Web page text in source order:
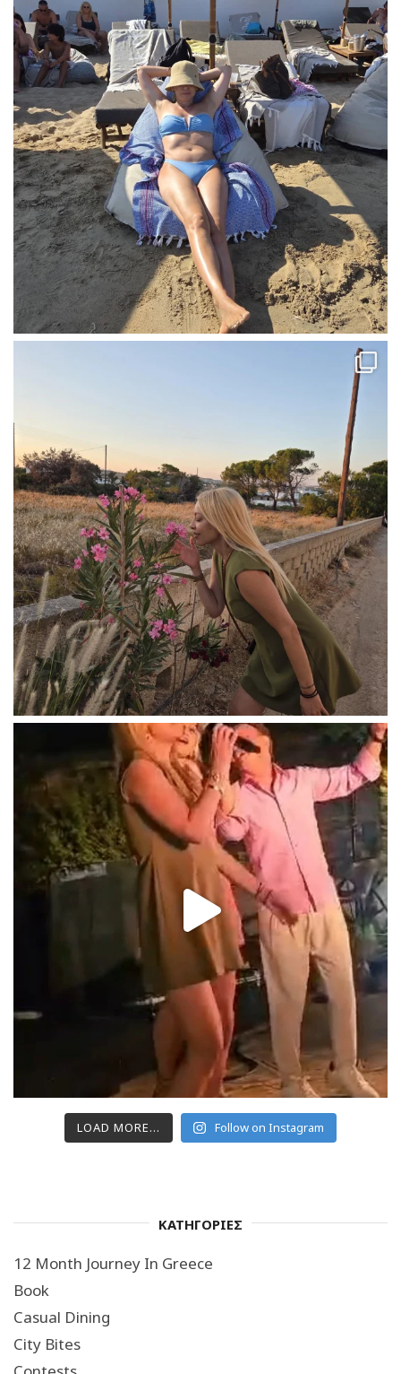
LOAD MORE... Follow on Instagram
ΚΑΤΗΓΟΡΙΕΣ
12 Month Journey In Greece
Book
Casual Dining
City Bites